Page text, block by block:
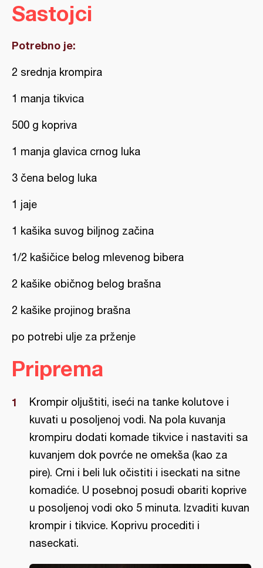
Sastojci
Potrebno je:
2 srednja krompira
1 manja tikvica
500 g kopriva
1 manja glavica crnog luka
3 čena belog luka
1 jaje
1 kašika suvog biljnog začina
1/2 kašičice belog mlevenog bibera
2 kašike običnog belog brašna
2 kašike projinog brašna
po potrebi ulje za prženje
Priprema
Krompir oljuštiti, iseći na tanke kolutove i
kuvati u posoljenoj vodi. Na pola kuvanja
krompiru dodati komade tikvice i nastaviti sa
kuvanjem dok povrće ne omekša (kao za
pire). Crni i beli luk očistiti i iseckati na sitne
komadiće. U posebnoj posudi obariti koprive
u posoljenoj vodi oko 5 minuta. Izvaditi kuvan
krompir i tikvice. Koprivu procediti i
naseckati.